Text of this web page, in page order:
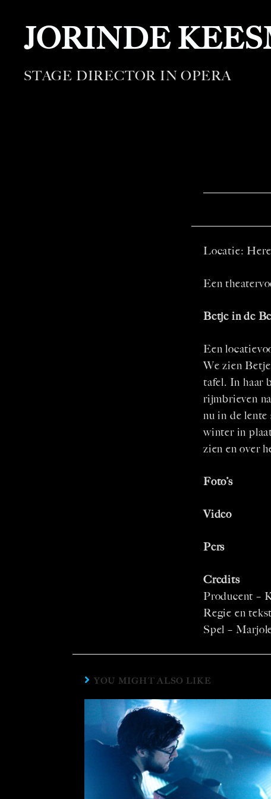
JORINDE
STAGE DIRECTOR IN OPERA
Locatie:
Een
Betje in de
Een
We zien
tafel. In haar
rijmbrieven
nu in de
winter in
zien en over
Foto’s
Video
Pers
Credits
Producent –
Regie en
Spel –
YOU MIGHT ALSO LIKE